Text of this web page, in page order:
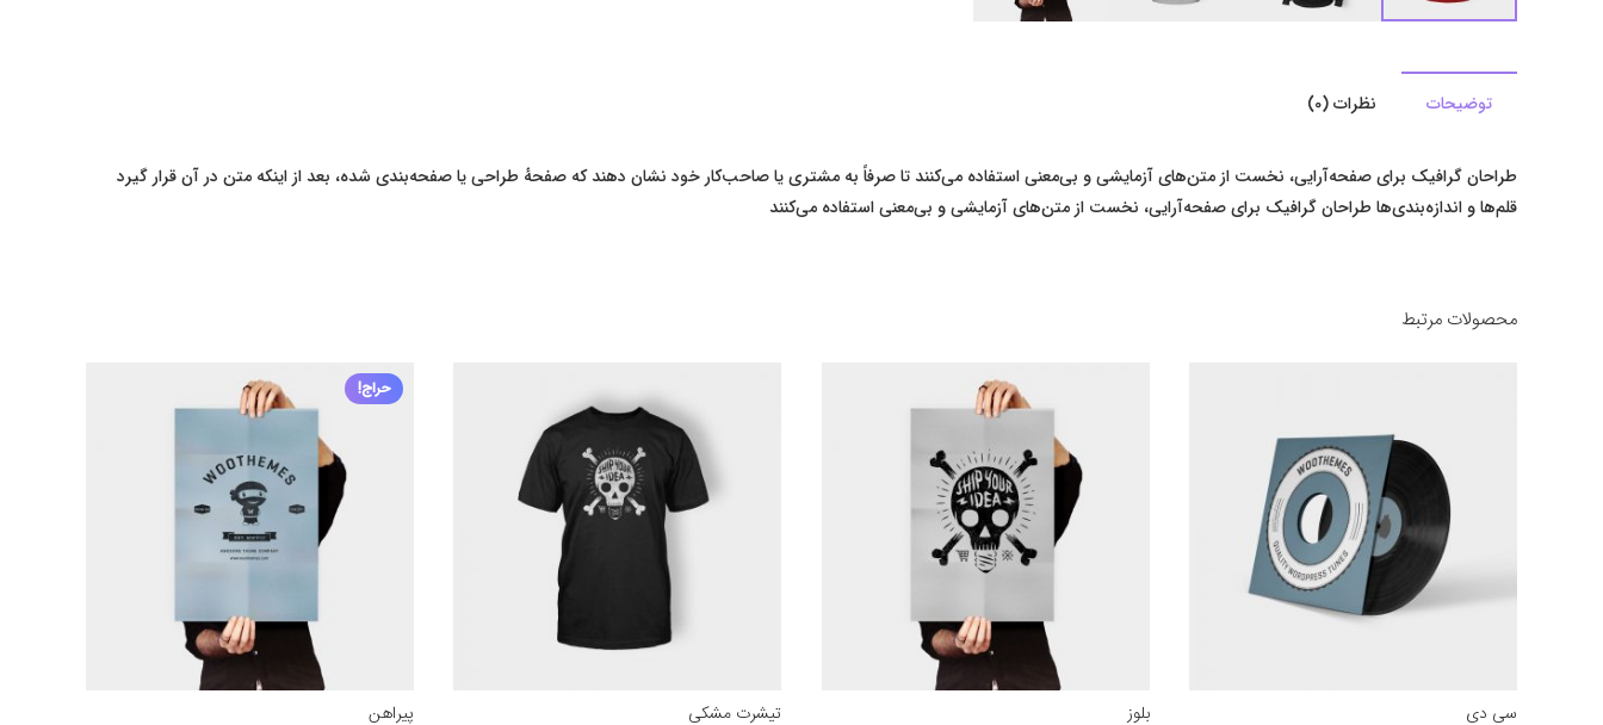
توضیحات نظرات (0)
طراحان گرافیک برای صفحه‌آرایی، نخست از متن‌های آزمایشی و بی‌معنی استفاده می‌کنند تا صرفاً به مشتری یا صاحب‌کار خود نشان دهند که صفحهٔ طراحی یا صفحه‌بندی شده، بعد از اینکه متن در آن قرار گیرد
قلم‌ها و اندازه‌بندی‌ها طراحان گرافیک برای صفحه‌آرایی، نخست از متن‌های آزمایشی و بی‌معنی استفاده می‌کنند
محصولات مرتبط
سی دی بلوز تیشرت مشکی
حراج!
پیراهن